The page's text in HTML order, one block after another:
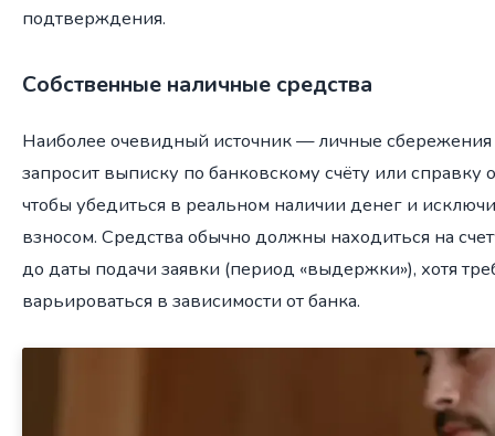
подтверждения.
Собственные наличные средства
Наиболее очевидный источник — личные
запросит выписку по банковскому счёту или
чтобы убедиться в реальном наличии денег и
взносом. Средства обычно должны находиться на
до даты подачи заявки (период «выдержки»), хотя
варьироваться в зависимости от банка.